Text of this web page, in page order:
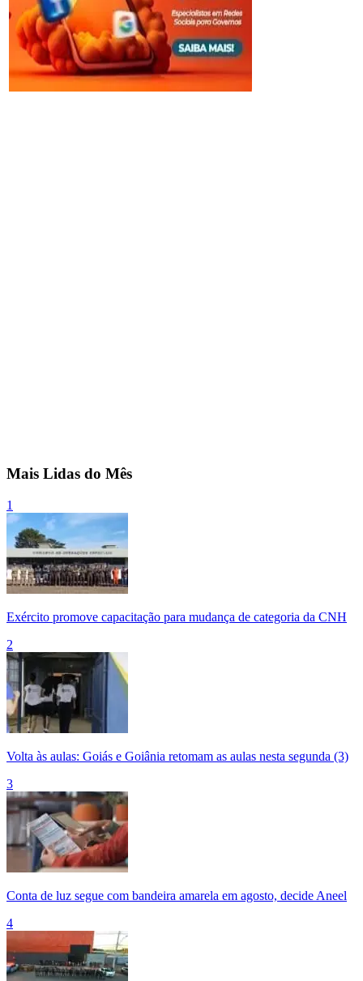
Mais Lidas do Mês
1
Exército promove capacitação para mudança de categoria da CNH
2
Volta às aulas: Goiás e Goiânia retomam as aulas nesta segunda (3)
3
Conta de luz segue com bandeira amarela em agosto, decide Aneel
4